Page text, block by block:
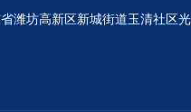
潍坊高新区新城街道玉清社区